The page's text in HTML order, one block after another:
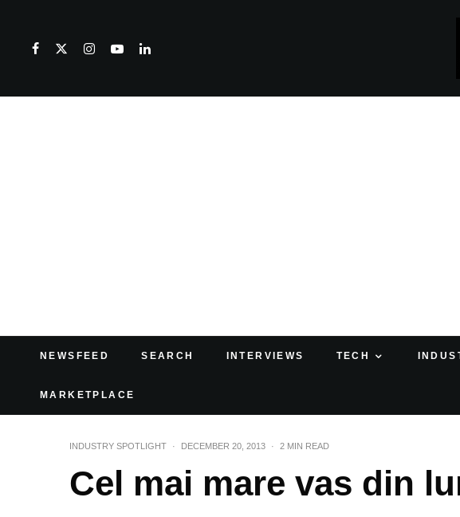
NEWSFEED SEARCH INTERVIEWS TECH
MARKETPLACE
INDUSTRY SPOTLIGHT · DECEMBER 20, 2013 · 2 MIN READ
Cel mai mare vas din